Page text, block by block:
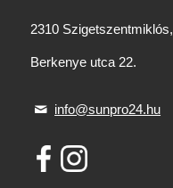
2310 Szigetszentmiklós,
Berkenye utca 22.
info@sunpro24.hu